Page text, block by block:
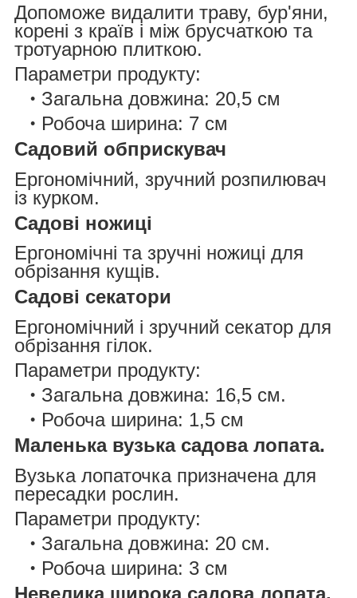
Допоможе видалити траву, бур'яни,
корені з країв і між брусчаткою та
тротуарною плиткою.
Параметри продукту:
Загальна довжина: 20,5 см
Робоча ширина: 7 см
Садовий обприскувач
Ергономічний, зручний розпилювач
із курком.
Садові ножиці
Ергономічні та зручні ножиці для
обрізання кущів.
Садові секатори
Ергономічний і зручний секатор для
обрізання гілок.
Параметри продукту:
Загальна довжина: 16,5 см.
Робоча ширина: 1,5 см
Маленька вузька садова лопата.
Вузька лопаточка призначена для
пересадки рослин.
Параметри продукту:
Загальна довжина: 20 см.
Робоча ширина: 3 см
Невелика широка садова лопата.